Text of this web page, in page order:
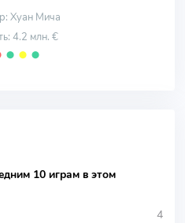
Хуан Мича
4.2 млн. €
⬤ ⬤ ⬤
10 играм в этом
4